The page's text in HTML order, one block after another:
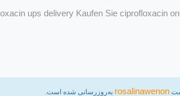
ups delivery Kaufen Sie ciprofloxacin
rosalinawenon به‌روزرسانی شده است.